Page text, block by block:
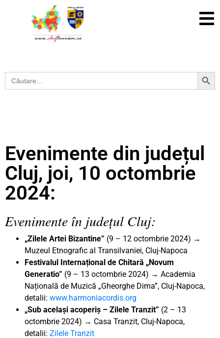
Search
for:
Search Button
Evenimente din județul
Cluj, joi, 10 octombrie
2024:
Evenimente în județul Cluj:
„Zilele Artei Bizantine” (9 – 12 octombrie 2024) →
Muzeul Etnografic al Transilvaniei, Cluj-Napoca
Festivalul Internațional de Chitară „Novum
Generatio” (9 – 13 octombrie 2024) → Academia
Națională de Muzică „Gheorghe Dima”, Cluj-Napoca,
detalii: www.harmoniacordis.org
„Sub același acoperiș – Zilele Tranzit” (2 – 13
octombrie 2024) → Casa Tranzit, Cluj-Napoca,
detalii: Zilele Tranzit